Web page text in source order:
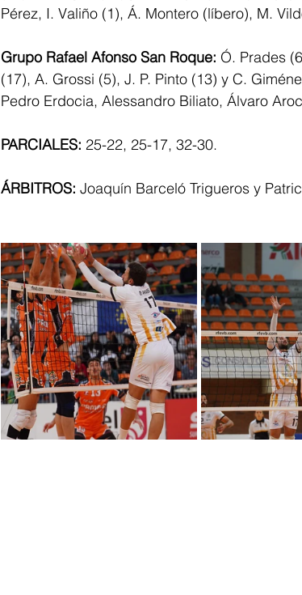
Pérez, I. Valiño (1), Á. Montero (líbero), M.
Grupo Rafael Afonso San Roque: Ó. Prades
(17), A. Grossi (5), J. P. Pinto (13) y C.
Pedro Erdocia, Alessandro Biliato, Álvaro
PARCIALES: 25-22, 25-17, 32-30.
ÁRBITROS: Joaquín Barceló Trigueros y